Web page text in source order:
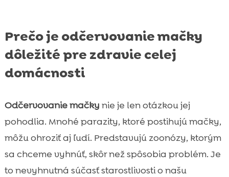
Prečo je odčervovanie mačky
dôležité pre zdravie celej
domácnosti
Odčervovanie mačky nie je len otázkou jej
pohodlia. Mnohé parazity, ktoré postihujú mačky,
môžu ohroziť aj ľudí. Predstavujú zoonózy, ktorým
sa chceme vyhnúť, skôr než spôsobia problém. Je
to nevyhnutná súčasť starostlivosti o našu